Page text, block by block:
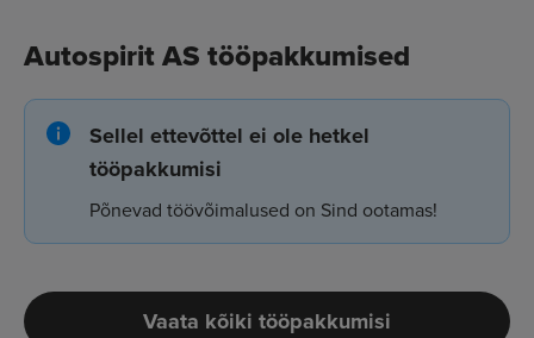
Autospirit AS tööpakkumised
Sellel ettevõttel ei ole hetkel
tööpakkumisi
Põnevad töövõimalused on Sind ootamas!
Vaata kõiki tööpakkumisi